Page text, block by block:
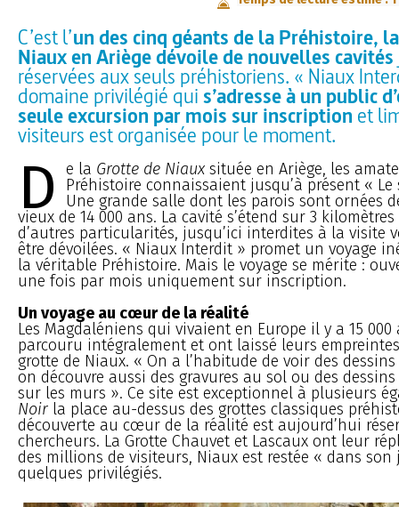
C’est l’un des cinq géants de la Préhistoire,
Niaux en Ariège dévoile de nouvelles cavités
réservées aux seuls préhistoriens. « Niaux
domaine privilégié quis’adresse à un public
seule excursion par mois sur inscription et
visiteurs est organisée pour le moment.
D e la Grotte de Niaux située en Ariège, les
Préhistoire connaissaient jusqu’à présent «
Une grande salle dont les parois sont ornées
vieux de 14 000 ans. La cavité s’étend sur 3
d’autres particularités, jusqu’ici interdites à la visite
être dévoilées. « Niaux Interdit » promet un voyage
la véritable Préhistoire. Mais le voyage se mérite :
une fois par mois uniquement sur inscription.
Un voyage au cœur de la réalité
Les Magdaléniens qui vivaient en Europe il y a 15 000
parcouru intégralement et ont laissé leurs
grotte de Niaux. « On a l’habitude de voir des
on découvre aussi des gravures au sol ou des
sur les murs ». Ce site est exceptionnel à plusieurs
Noir la place au-dessus des grottes classiques
découverte au cœur de la réalité est aujourd’hui
chercheurs. La Grotte Chauvet et Lascaux ont leur
des millions de visiteurs, Niaux est restée « dans
quelques privilégiés.